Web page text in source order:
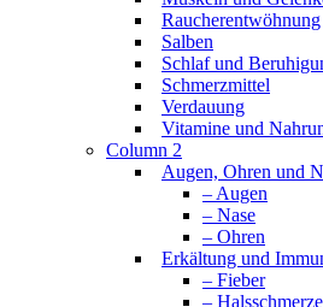
Raucherentwöhnung
Salben
Schlaf und
Schmerzmittel
Verdauung
Vitamine und
Column 2
Augen, Ohren und
– Augen
– Nase
– Ohren
Erkältung und
– Fieber
–